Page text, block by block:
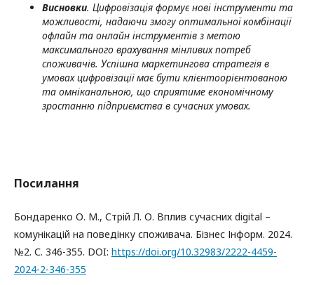
Висновки. Цифровізація формує нові інструменти та
можливості, надаючи змогу оптимальної комбінації
офлайн та онлайн інструментів з метою
максимального врахування мінливих потреб
споживачів. Успішна маркетингова стратегія в
умовах цифровізації має бути клієнтоорієнтованою
та омніканальною, що сприятиме економічному
зростанню підприємства в сучасних умовах.
Посилання
Бондаренко О. М., Стрій Л. О. Вплив сучасних digital –
комунікацій на поведінку споживача. Бізнес Інформ. 2024.
№2. С. 346-355. DOI: https://doi.org/10.32983/2222-4459-
2024-2-346-355